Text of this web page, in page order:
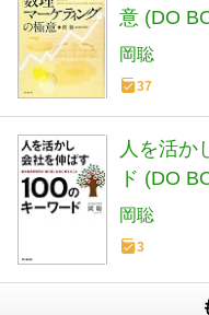
意 (DO
岡聡
37
人を活か
ド (DO
岡聡
3